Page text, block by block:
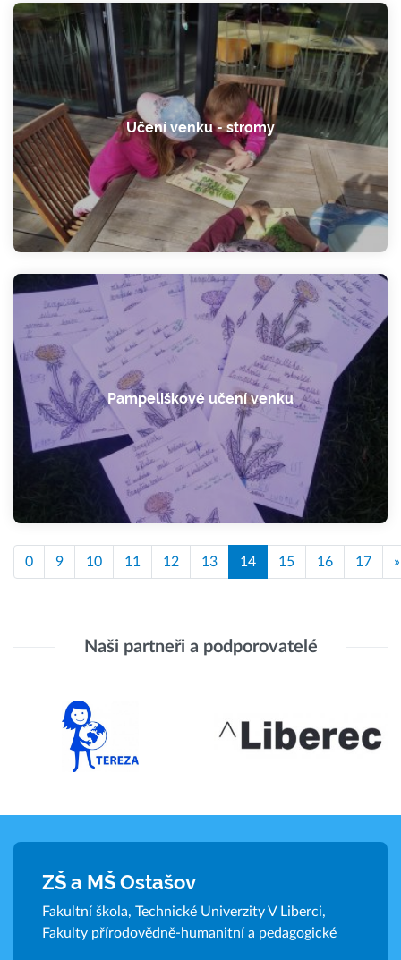
Učení venku - stromy
Pampeliškové učení venku
0 9 10 11 12 13 14 15 16 17 »
Naši partneři a podporovatelé
ZŠ a MŠ Ostašov
Fakultní škola, Technické Univerzity V Liberci,
Fakulty přírodovědně-humanitní a pedagogické